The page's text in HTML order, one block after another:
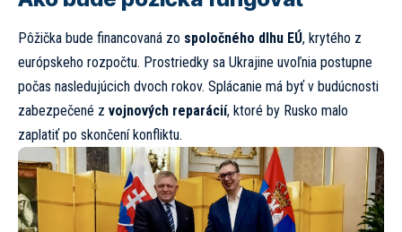
Pôžička bude financovaná zo spoločného dlhu EÚ, krytého z
európskeho rozpočtu. Prostriedky sa Ukrajine uvoľnia postupne
počas nasledujúcich dvoch rokov. Splácanie má byť v budúcnosti
zabezpečené z vojnových reparácií, ktoré by Rusko malo
zaplatiť po skončení konfliktu.